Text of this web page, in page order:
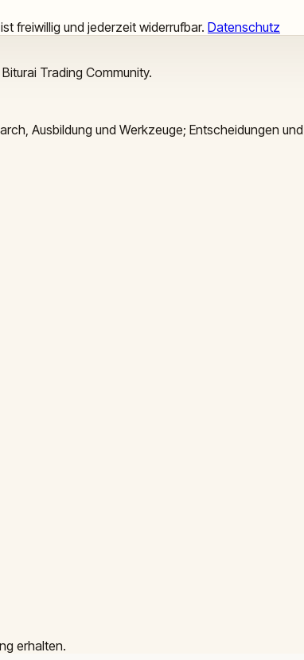
freiwillig und jederzeit widerrufbar. Datenschutz
Trading Community.
Ausbildung und Werkzeuge; Entscheidungen
erhalten.